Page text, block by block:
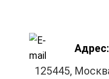
Адрес:
125445,